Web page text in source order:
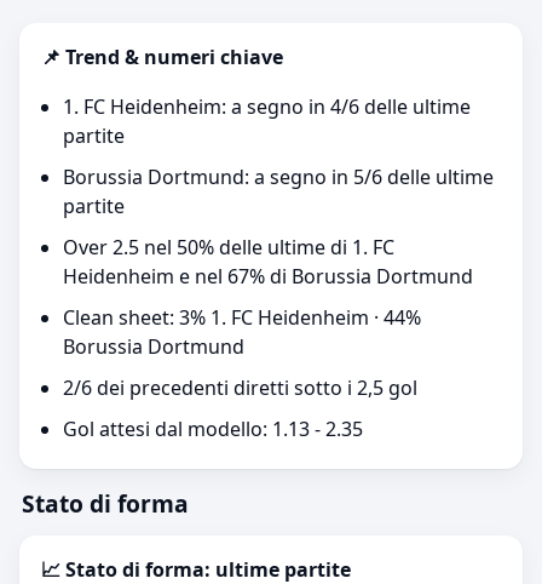
📌 Trend & numeri chiave
1. FC Heidenheim: a segno in 4/6 delle ultime
partite
Borussia Dortmund: a segno in 5/6 delle ultime
partite
Over 2.5 nel 50% delle ultime di 1. FC
Heidenheim e nel 67% di Borussia Dortmund
Clean sheet: 3% 1. FC Heidenheim · 44%
Borussia Dortmund
2/6 dei precedenti diretti sotto i 2,5 gol
Gol attesi dal modello: 1.13 - 2.35
Stato di forma
📈 Stato di forma: ultime partite